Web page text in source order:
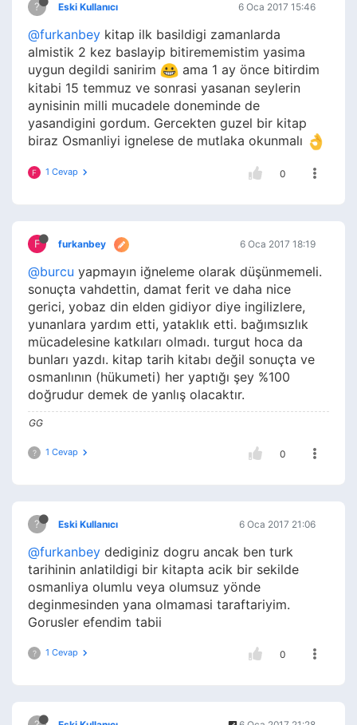
? Eski Kullanıcı 6 Oca 2017 15:46
@furkanbey kitap ilk basildigi zamanlarda
almistik 2 kez baslayip bitirememistim yasima
uygun degildi sanirim
ama 1 ay önce bitirdim
kitabi 15 temmuz ve sonrasi yasanan seylerin
aynisinin milli mucadele doneminde de
yasandigini gordum. Gercekten guzel bir kitap
biraz Osmanliyi ignelese de mutlaka okunmalı
F 1 Cevap 0
F furkanbey 6 Oca 2017 18:19
@burcu yapmayın iğneleme olarak düşünmemeli.
sonuçta vahdettin, damat ferit ve daha nice
gerici, yobaz din elden gidiyor diye ingilizlere,
yunanlara yardım etti, yataklık etti. bağımsızlık
mücadelesine katkıları olmadı. turgut hoca da
bunları yazdı. kitap tarih kitabı değil sonuçta ve
osmanlının (hükumeti) her yaptığı şey %100
doğrudur demek de yanlış olacaktır.
GG
? 1 Cevap 0
? Eski Kullanıcı 6 Oca 2017 21:06
@furkanbey dediginiz dogru ancak ben turk
tarihinin anlatildigi bir kitapta acik bir sekilde
osmanliya olumlu veya olumsuz yönde
deginmesinden yana olmamasi taraftariyim.
Gorusler efendim tabii
? 1 Cevap 0